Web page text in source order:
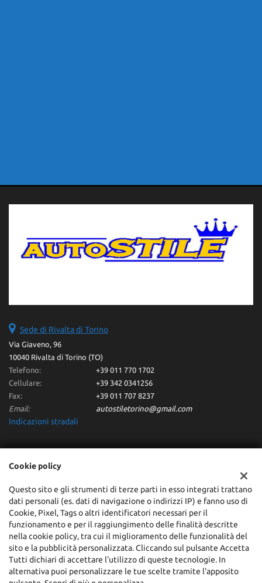
Sede di Rivalta di Torino
Via Giaveno, 96
10040 Rivalta di Torino (TO)
Telefono:
+39 011 770 1702
Cellulare:
+39 342 0341256
Fax:
+39 011 707 8237
Email:
autostiletorino@gmail.com
Indicazioni stradali
Dati fiscali:
Via Giaveno, 96 - Rivalta di Torino (TO)
C.F/P.IVA:10371960013
Registro delle imprese:TO
REA:TO-1127727
Cookie policy
Questo sito e gli strumenti di terze parti in esso integrati trattano
dati personali (es. dati di navigazione o indirizzi IP) e fanno uso di
Cookie, Pixel, Tags o altri identificatori necessari per il
funzionamento e per il raggiungimento delle finalità descritte
nella cookie policy, tra cui il miglioramento delle funzionalità del
sito e la pubblicità personalizzata. Cliccando sul pulsante Accetta
Tutti dichiari di accettare l'utilizzo di queste tecnologie. In
alternativa puoi personalizzare le tue scelte tramite l'apposito